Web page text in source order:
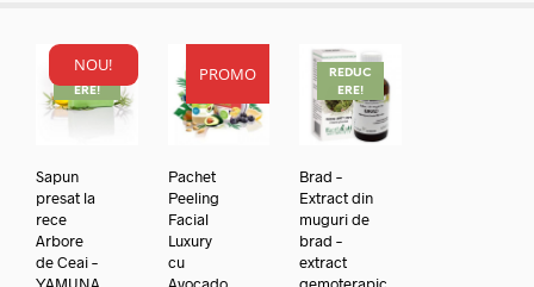
NOU!
REDUC
ERE!
Sapun
presat la
rece
Arbore
de Ceai –
PROMO
REDUC
Pachet
Peeling
Facial
Luxury
cu
REDUC
ERE!
Brad –
Extract din
muguri de
brad –
extract